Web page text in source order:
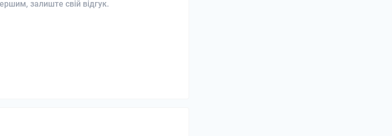
залиште свій відгук.